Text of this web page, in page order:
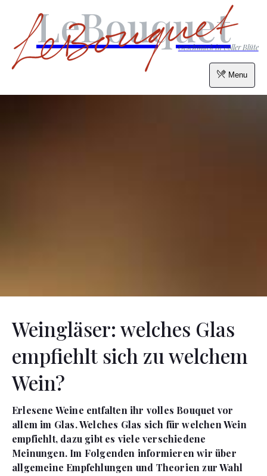
Menu
LeBouquet
Geschmack in voller Blüte
Weingläser: welches Glas
empfiehlt sich zu welchem
Wein?
Erlesene Weine entfalten ihr volles Bouquet vor
allem im Glas. Welches Glas sich für welchen Wein
empfiehlt, dazu gibt es viele verschiedene
Meinungen. Im Folgenden informieren wir über
allgemeine Empfehlungen und Theorien zur Wahl